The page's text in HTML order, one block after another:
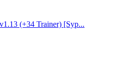
(+34 Trainer) [Syp...